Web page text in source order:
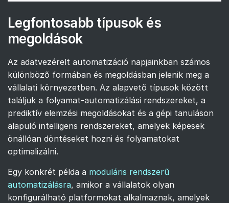
Legfontosabb típusok és
megoldások
Az adatvezérelt automatizáció napjainkban számos
különböző formában és megoldásban jelenik meg a
vállalati környezetben. Az alapvető típusok között
találjuk a folyamat-automatizálási rendszereket, a
prediktív elemzési megoldásokat és a gépi tanuláson
alapuló intelligens rendszereket, amelyek képesek
önállóan döntéseket hozni és folyamatokat
optimalizálni.
Egy konkrét példa a moduláris rendszerű
automatizálásra, amikor a vállalatok olyan
konfigurálható platformokat alkalmaznak, amelyek